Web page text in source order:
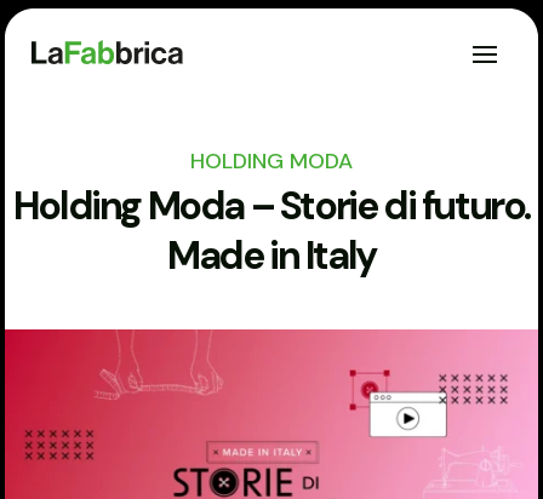
HOLDING MODA
Holding Moda – Storie di futuro.
Made in Italy